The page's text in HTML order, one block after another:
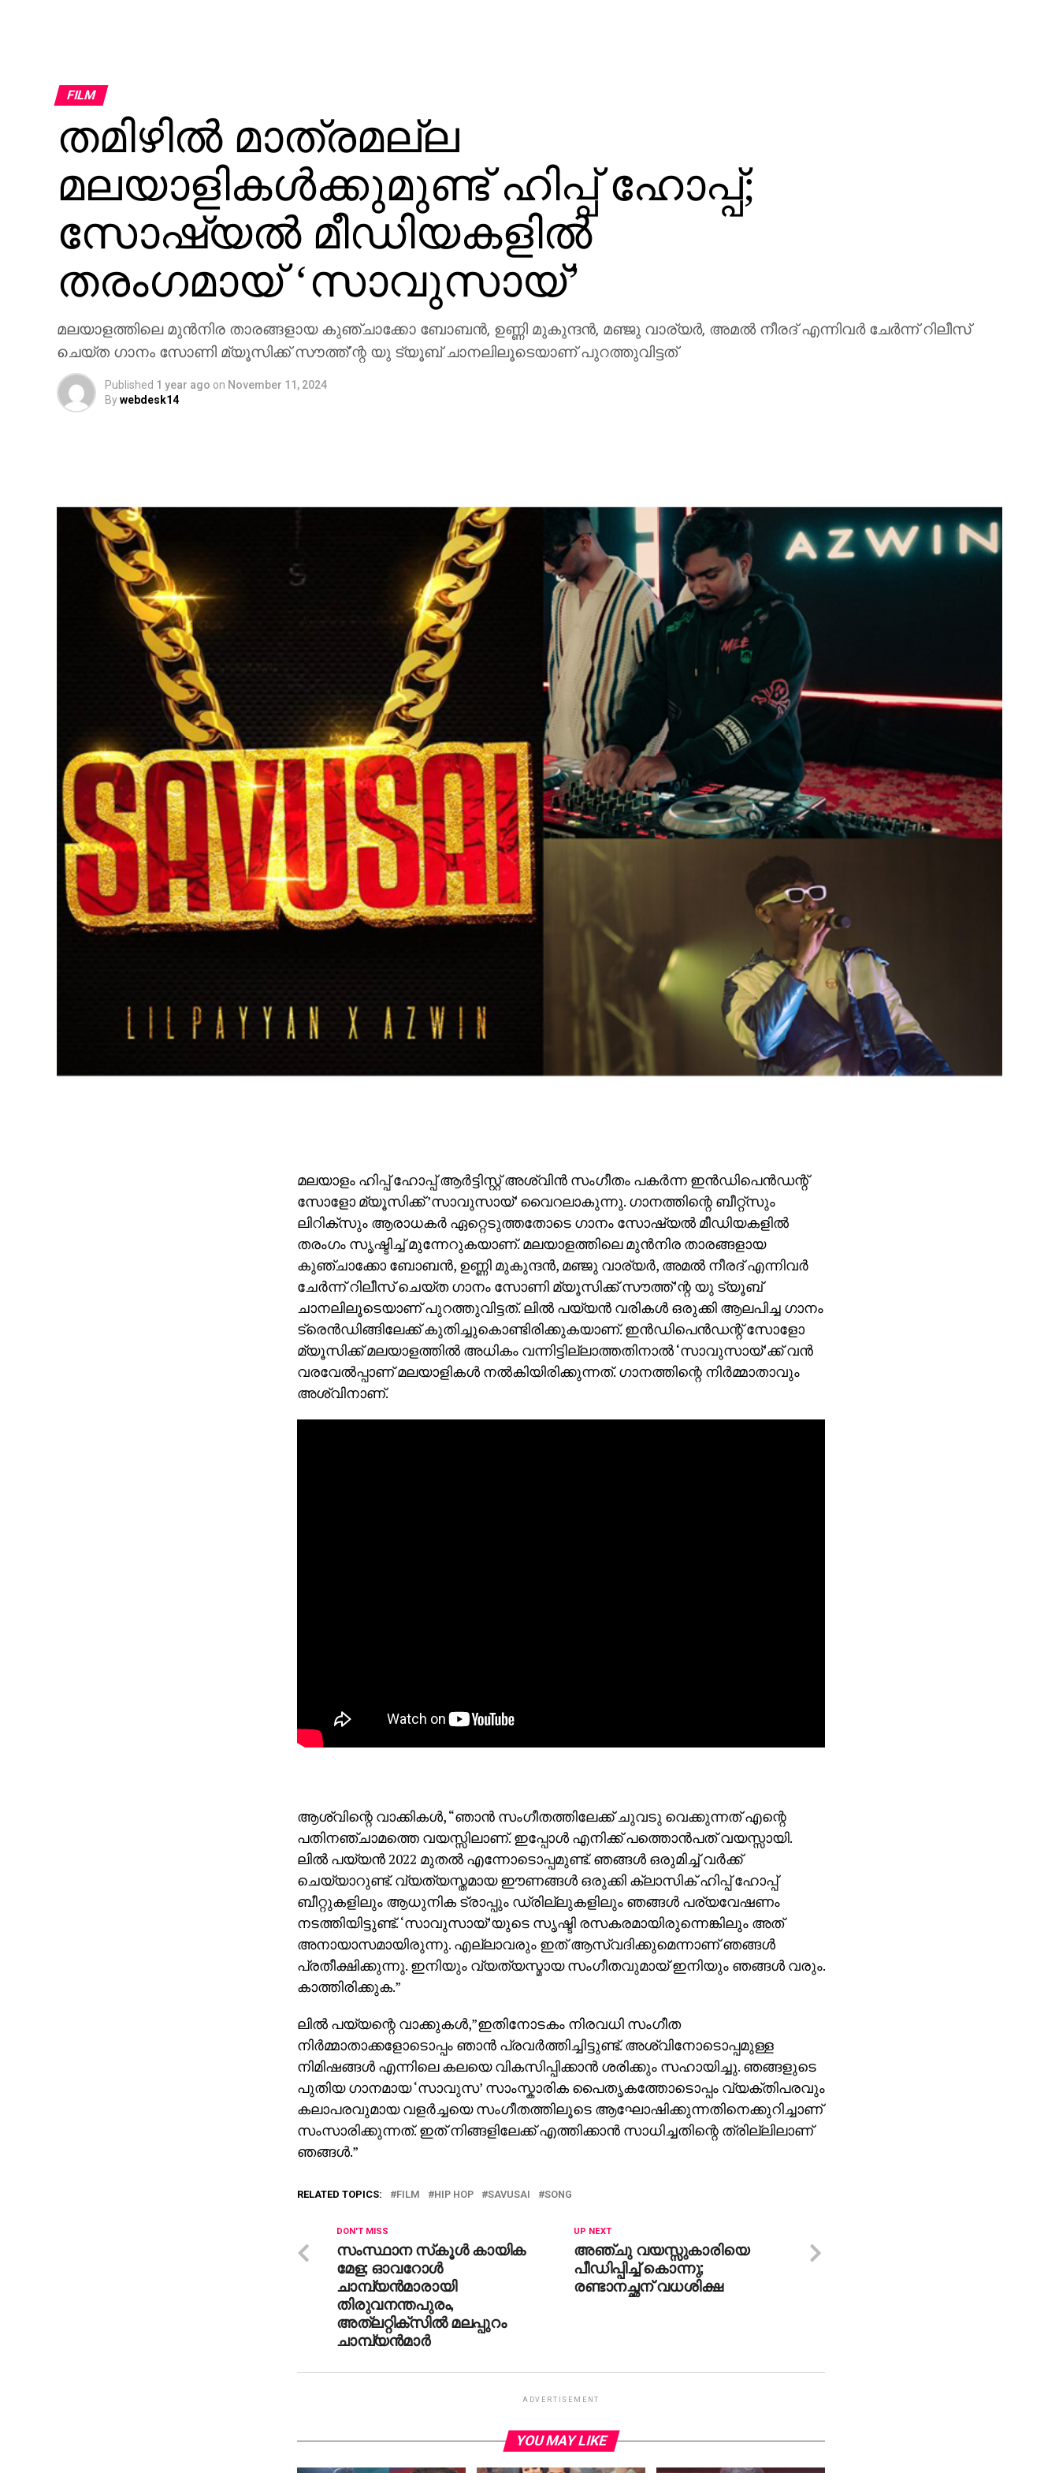
FILM
തമിഴിൽ മാത്രമല്ല
മലയാളികൾക്കുമുണ്ട് ഹിപ്പ് ഹോപ്പ്;
സോഷ്യൽ മീഡിയകളിൽ
തരംഗമായ് ‘സാവുസായ്’
മലയാളത്തിലെ മുൻനിര താരങ്ങളായ കുഞ്ചാക്കോ ബോബൻ, ഉണ്ണി മുകുന്ദൻ, മഞ്ജു വാര്യർ, അമൽ നീരദ് എന്നിവർ ചേർന്ന് റിലീസ്
ചെയ്ത ഗാനം സോണി മ്യൂസിക്ക് സൗത്ത്’ന്റ യു ട്യൂബ് ചാനലിലൂടെയാണ് പുറത്തുവിട്ടത്
Published 1 year ago on November 11, 2024
Bywebdesk14
മലയാളം ഹിപ്പ് ഹോപ്പ് ആർട്ടിസ്റ്റ് അശ്വിൻ സംഗീതം പകർന്ന ഇൻഡിപെൻഡന്റ്
സോളോ മ്യൂസിക്ക് ‌’സാവുസായ്’ വൈറലാകുന്നു. ഗാനത്തിന്റെ ബീറ്റ്സും
ലിറിക്സും ആരാധകർ ഏറ്റെടുത്തതോടെ ഗാനം സോഷ്യൽ മീഡിയകളിൽ
തരംഗം സൃഷ്ടിച്ച് മുന്നേറുകയാണ്. മലയാളത്തിലെ മുൻനിര താരങ്ങളായ
കുഞ്ചാക്കോ ബോബൻ, ഉണ്ണി മുകുന്ദൻ, മഞ്ജു വാര്യർ, അമൽ നീരദ് എന്നിവർ
ചേർന്ന് റിലീസ് ചെയ്ത ഗാനം സോണി മ്യൂസിക്ക് സൗത്ത്’ന്റ യു ട്യൂബ്
ചാനലിലൂടെയാണ് പുറത്തുവിട്ടത്. ലിൽ പയ്യൻ വരികൾ ഒരുക്കി ആലപിച്ച ഗാനം
ട്രെൻഡിങ്ങിലേക്ക് കുതിച്ചുകൊണ്ടിരിക്കുകയാണ്. ഇൻഡിപെൻഡന്റ് സോളോ
മ്യൂസിക്ക് മലയാളത്തിൽ അധികം വന്നിട്ടില്ലാത്തതിനാൽ ‘സാവുസായ്’ക്ക് വൻ
വരവേൽപ്പാണ് മലയാളികൾ നൽകിയിരിക്കുന്നത്. ഗാനത്തിന്റെ നിർമ്മാതാവും
അശ്വിനാണ്.
ആശ്വിന്റെ വാക്കികൾ, “ഞാൻ സംഗീതത്തിലേക്ക് ചുവടു വെക്കുന്നത് എന്റെ
പതിനഞ്ചാമത്തെ വയസ്സിലാണ്. ഇപ്പോൾ എനിക്ക് പത്തൊൻപത് വയസ്സായി.
ലിൽ പയ്യൻ 2022 മുതൽ എന്നോടൊപ്പമുണ്ട്. ഞങ്ങൾ ഒരുമിച്ച് വർക്ക്
ചെയ്യാറുണ്ട്. വ്യത്യസ്തമായ ഈണങ്ങൾ ഒരുക്കി ക്ലാസിക് ഹിപ്പ് ഹോപ്പ്
ബീറ്റുകളിലും ആധുനിക ട്രാപ്പും ഡ്രില്ലുകളിലും ഞങ്ങൾ പര്യവേഷണം
നടത്തിയിട്ടുണ്ട്. ‘സാവുസായ്’യുടെ സൃഷ്ടി രസകരമായിരുന്നെങ്കിലും അത്
അനായാസമായിരുന്നു. എല്ലാവരും ഇത് ആസ്വദിക്കുമെന്നാണ് ഞങ്ങൾ
പ്രതീക്ഷിക്കുന്നു. ഇനിയും വ്യത്യസ്മായ സംഗീതവുമായ് ഇനിയും ഞങ്ങൾ വരും.
കാത്തിരിക്കുക.”
ലിൽ പയ്യന്റെ വാക്കുകൾ,”ഇതിനോടകം നിരവധി സംഗീത
നിർമ്മാതാക്കളോടൊപ്പം ഞാൻ പ്രവർത്തിച്ചിട്ടുണ്ട്. അശ്വിനോടൊപ്പമുള്ള
നിമിഷങ്ങൾ എന്നിലെ കലയെ വികസിപ്പിക്കാൻ ശരിക്കും സഹായിച്ചു. ഞങ്ങളുടെ
പുതിയ ഗാനമായ ‘സാവുസ’ സാംസ്കാരിക പൈതൃകത്തോടൊപ്പം വ്യക്തിപരവും
കലാപരവുമായ വളർച്ചയെ സംഗീതത്തിലൂടെ ആഘോഷിക്കുന്നതിനെക്കുറിച്ചാണ്
സംസാരിക്കുന്നത്. ഇത് നിങ്ങളിലേക്ക് എത്തിക്കാൻ സാധിച്ചതിന്റെ ത്രില്ലിലാണ്
ഞങ്ങൾ.”
RELATED TOPICS: FILM HIP HOP SAVUSAI SONG
UP NEXT
അഞ്ചു വയസ്സുകാരിയെ
പീഡിപ്പിച്ച് കൊന്നു;
രണ്ടാനച്ഛന് വധശിക്ഷ
DON'T MISS
സംസ്ഥാന സ്‌കൂള്‍ കായിക
മേള; ഓവറോള്‍
ചാമ്പ്യന്‍മാരായി
തിരുവനന്തപുരം,
അത്ലറ്റിക്സില്‍ മലപ്പുറം
ചാമ്പ്യന്‍മാര്‍
ADVERTISEMENT
YOU MAY LIKE